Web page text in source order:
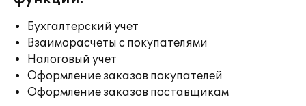
Бухгалтерский учет
Взаиморасчеты с покупателями
Налоговый учет
Оформление заказов покупателей
Оформление заказов поставщикам